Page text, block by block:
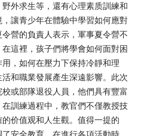
外求生等，還有心理素质訓練和
讓青少年在體驗中學習如何應對
營的負責人表示，軍事夏令營不
這裡，孩子們將學會如何面對困
，如何在壓力下保持冷靜和理
和職業發展產生深遠影響。此次
或部隊退役人員，他們具有豐富
訓練過程中，教官們不僅教授技
价值观和人生觀。值得一提的
安全教育。在進行各項活動時，